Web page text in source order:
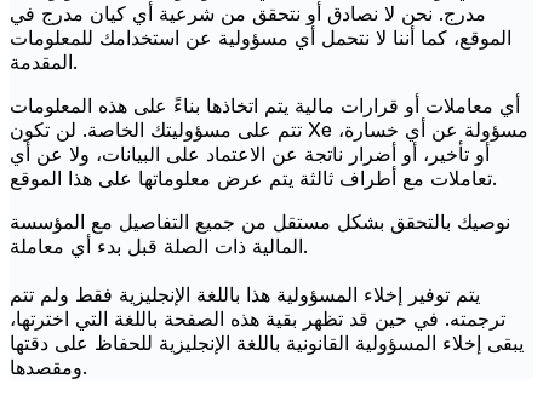
مدرج. نحن لا نصادق أو نتحقق من شرعية أي كيان مدرج في
الموقع، كما أننا لا نتحمل أي مسؤولية عن استخدامك للمعلومات
المقدمة.
أي معاملات أو قرارات مالية يتم اتخاذها بناءً على هذه المعلومات
تتم على مسؤوليتك الخاصة. لن تكون Xe مسؤولة عن أي خسارة،
أو تأخير، أو أضرار ناتجة عن الاعتماد على البيانات، ولا عن أي
تعاملات مع أطراف ثالثة يتم عرض معلوماتها على هذا الموقع.
نوصيك بالتحقق بشكل مستقل من جميع التفاصيل مع المؤسسة
المالية ذات الصلة قبل بدء أي معاملة.
يتم توفير إخلاء المسؤولية هذا باللغة الإنجليزية فقط ولم تتم
ترجمته. في حين قد تظهر بقية هذه الصفحة باللغة التي اخترتها،
يبقى إخلاء المسؤولية القانونية باللغة الإنجليزية للحفاظ على دقتها
ومقصدها.